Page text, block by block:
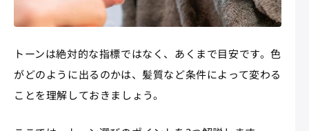
トーンは絶対的な指標ではなく、あくまで目安です。色
がどのように出るのかは、髪質など条件によって変わる
ことを理解しておきましょう。